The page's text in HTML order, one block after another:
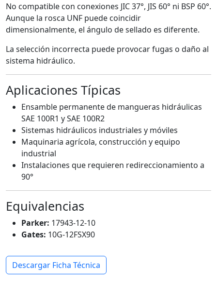
No compatible con conexiones JIC 37°, JIS 60° ni BSP 60°.
Aunque la rosca UNF puede coincidir
dimensionalmente, el ángulo de sellado es diferente.
La selección incorrecta puede provocar fugas o daño al
sistema hidráulico.
Aplicaciones Típicas
Ensamble permanente de mangueras hidráulicas
SAE 100R1 y SAE 100R2
Sistemas hidráulicos industriales y móviles
Maquinaria agrícola, construcción y equipo
industrial
Instalaciones que requieren redireccionamiento a
90°
Equivalencias
Parker: 17943-12-10
Gates: 10G-12FSX90
Descargar Ficha Técnica